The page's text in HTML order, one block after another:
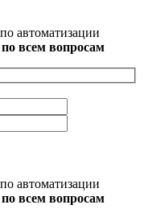
автоматизации
всем вопросам
автоматизации
всем вопросам